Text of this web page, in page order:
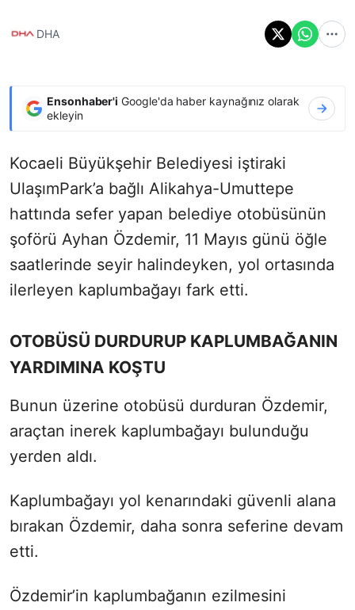
DHA
Ensonhaber'i Google'da haber kaynağınız olarak
ekleyin
Kocaeli Büyükşehir Belediyesi iştiraki
UlaşımPark’a bağlı Alikahya-Umuttepe
hattında sefer yapan belediye otobüsünün
şoförü Ayhan Özdemir, 11 Mayıs günü öğle
saatlerinde seyir halindeyken, yol ortasında
ilerleyen kaplumbağayı fark etti.
OTOBÜSÜ DURDURUP KAPLUMBAĞANIN
YARDIMINA KOŞTU
Bunun üzerine otobüsü durduran Özdemir,
araçtan inerek kaplumbağayı bulunduğu
yerden aldı.
Kaplumbağayı yol kenarındaki güvenli alana
bırakan Özdemir, daha sonra seferine devam
etti.
Özdemir’in kaplumbağanın ezilmesini